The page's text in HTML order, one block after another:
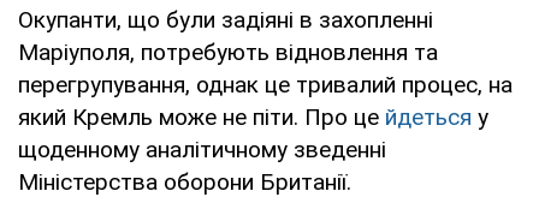
Окупанти, що були задіяні в захопленні
Маріуполя, потребують відновлення та
перегрупування, однак це тривалий процес, на
який Кремль може не піти. Про це йдеться у
щоденному аналітичному зведенні
Міністерства оборони Британії.